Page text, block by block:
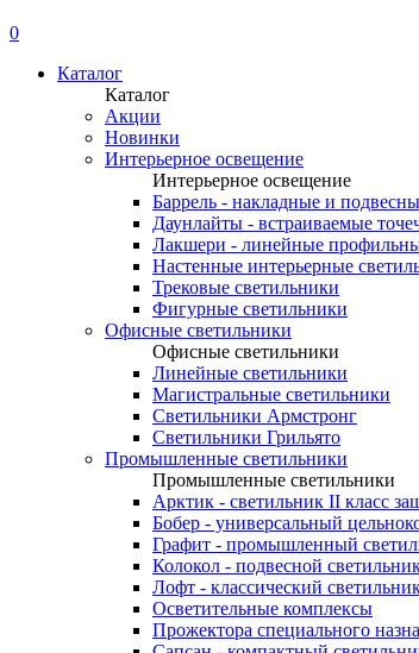
0
Каталог
Каталог
Акции
Новинки
Интерьерное освещение
Интерьерное освещение
Баррель - накладные и
Даунлайты - встраиваемые
Лакшери - линейные
Настенные интерьерные
Трековые светильники
Фигурные светильники
Офисные светильники
Офисные светильники
Линейные светильники
Магистральные светильники
Светильники Армстронг
Светильники Грильято
Промышленные светильники
Промышленные светильники
Арктик - светильник II класс
Бобер - универсальный
Графит - промышленный
Колокол - подвесной
Лофт - классический
Осветительные комплексы
Прожектора специального